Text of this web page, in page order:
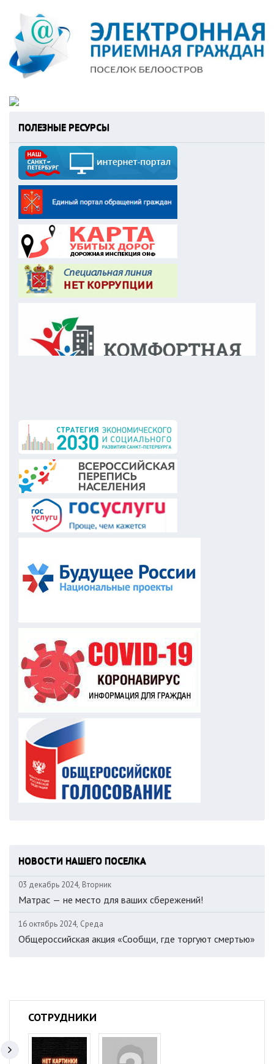
ПОЛЕЗНЫЕ РЕСУРСЫ
НОВОСТИ НАШЕГО ПОСЕЛКА
03 декабрь 2024, Вторник
Матрас — не место для ваших сбережений!
16 октябрь 2024, Среда
Общероссийская акция «Сообщи, где торгуют смертью»
СОТРУДНИКИ